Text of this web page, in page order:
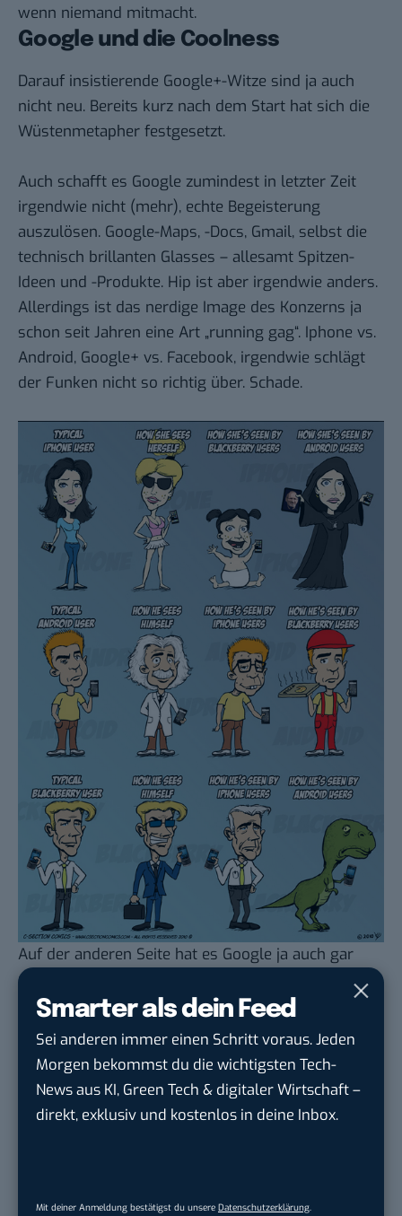
Smarter als dein Feed
Sei anderen immer einen Schritt voraus. Jeden
Morgen bekommst du die wichtigsten Tech-
News aus KI, Green Tech & digitaler Wirtschaft –
direkt, exklusiv und kostenlos in deine Inbox.
Mit deiner Anmeldung bestätigst du unsere Datenschutzerklärung
wenn niemand mitmacht.
Google und die Coolness
Darauf insistierende Google+-Witze sind ja auch
nicht neu. Bereits kurz nach dem Start hat sich die
Wüstenmetapher festgesetzt.
Auch schafft es Google zumindest in letzter Zeit
irgendwie nicht (mehr), echte Begeisterung
auszulösen. Google-Maps, -Docs, Gmail, selbst die
technisch brillanten Glasses – allesamt Spitzen-
Ideen und -Produkte. Hip ist aber irgendwie anders.
Allerdings ist das nerdige Image des Konzerns ja
schon seit Jahren eine Art „running gag“. Iphone vs.
Android, Google+ vs. Facebook, irgendwie schlägt
der Funken nicht so richtig über. Schade.
Auf der anderen Seite hat es Google ja auch gar
nicht unbedingt nötig, seinen Produkten
einen unwiderstehlichen Glanz zu verleihen und
setzt vermutlich nicht aus Zufall darauf,
designmäßig eher bedeckt zu agieren. Manchmal
finde ich jedoch, ein bisschen mehr Touch and Feel
könnte viele Google-Produkte noch besser machen.